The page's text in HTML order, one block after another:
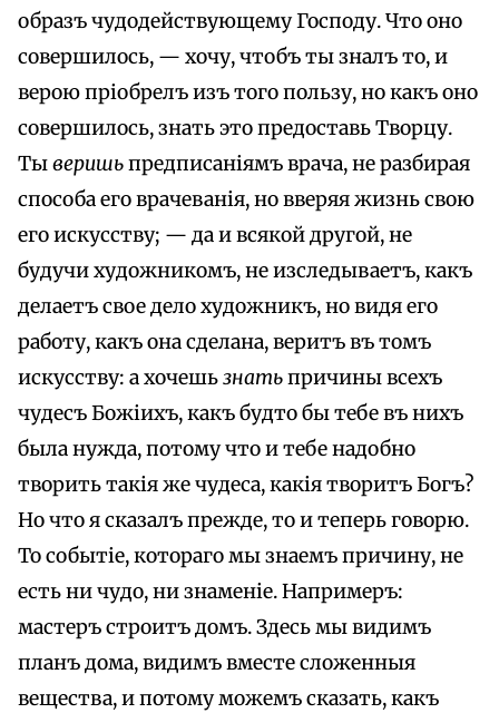
образъ чудодействующему Господу. Что оно
совершилось, — хочу, чтобъ ты зналъ то, и
верою пріобрелъ изъ того пользу, но какъ оно
совершилось, знать это предоставь Творцу.
Тыверишьпредписаніямъ врача, не разбирая
способа его врачеванія, но вверяя жизнь свою
его искусству; — да и всякой другой, не
будучи художникомъ, не изследываетъ, какъ
делаетъ свое дело художникъ, но видя его
работу, какъ она сделана, веритъ въ томъ
искусству: а хочешьзнатьпричины всехъ
чудесъ Божіихъ, какъ будто бы тебе въ нихъ
была нужда, потому что и тебе надобно
творить такія же чудеса, какія творитъ Богъ?
Но что я сказалъ прежде, то и теперь говорю.
To событіе, котораго мы знаемъ причину, не
есть ни чудо, ни знаменіе. Напримеръ:
мастеръ строитъ домъ. Здесь мы видимъ
планъ дома, видимъ вместе сложенныя
вещества, и потому можемъ сказать, какъ